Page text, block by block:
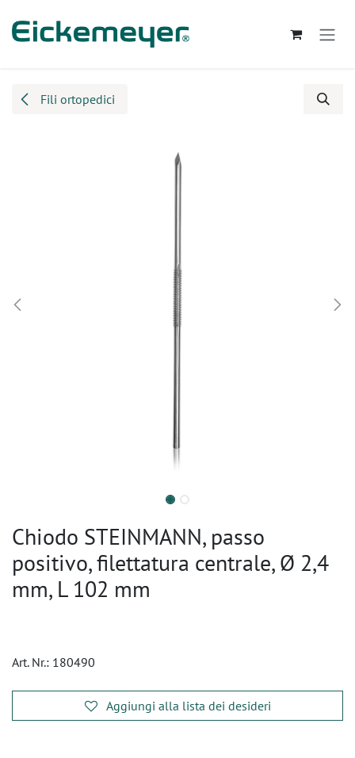
Fili ortopedici
Chiodo STEINMANN, passo
positivo, filettatura centrale, Ø 2,4
mm, L 102 mm
Art. Nr.: 180490
Aggiungi alla lista dei desideri